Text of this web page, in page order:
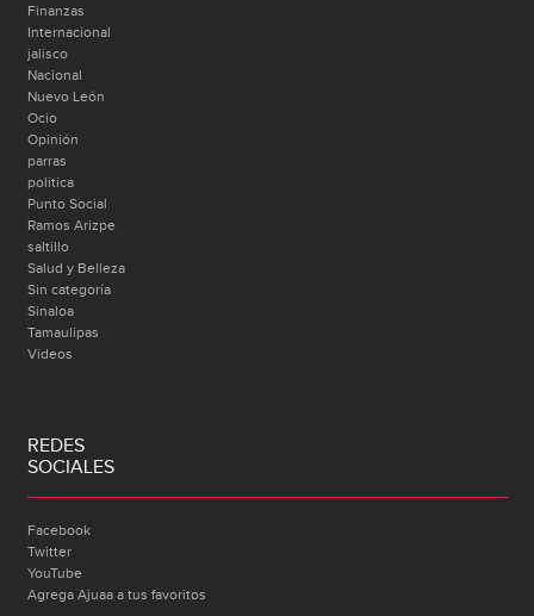
Finanzas
Internacional
jalisco
Nacional
Nuevo León
Ocio
Opinión
parras
politica
Punto Social
Ramos Arizpe
saltillo
Salud y Belleza
Sin categoría
Sinaloa
Tamaulipas
Videos
REDES
SOCIALES
Facebook
Twitter
YouTube
Agrega Ajuaa a tus favoritos